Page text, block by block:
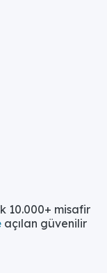
10.000+ misafir
açılan güvenilir